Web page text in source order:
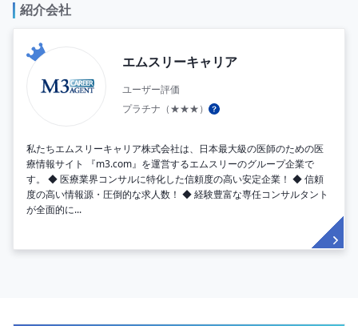
紹介会社
エムスリーキャリア
ユーザー評価
プラチナ（★★★）
私たちエムスリーキャリア株式会社は、日本最大級の医師のための医
療情報サイト 『m3.com』を運営するエムスリーのグループ企業で
す。 ◆ 医療業界コンサルに特化した信頼度の高い安定企業！ ◆ 信頼
度の高い情報源・圧倒的な求人数！ ◆ 経験豊富な専任コンサルタント
が全面的に...